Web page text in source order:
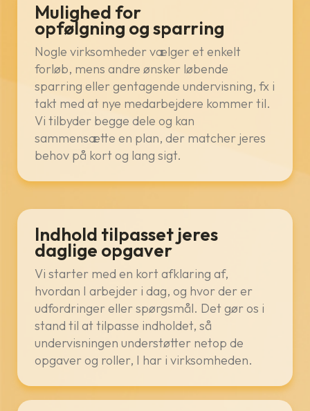
Mulighed for
opfølgning og sparring
Nogle virksomheder vælger et enkelt
forløb, mens andre ønsker løbende
sparring eller gentagende undervisning, fx i
takt med at nye medarbejdere kommer til.
Vi tilbyder begge dele og kan
sammensætte en plan, der matcher jeres
behov på kort og lang sigt.
Indhold tilpasset jeres
daglige opgaver
Vi starter med en kort afklaring af,
hvordan I arbejder i dag, og hvor der er
udfordringer eller spørgsmål. Det gør os i
stand til at tilpasse indholdet, så
undervisningen understøtter netop de
opgaver og roller, I har i virksomheden.